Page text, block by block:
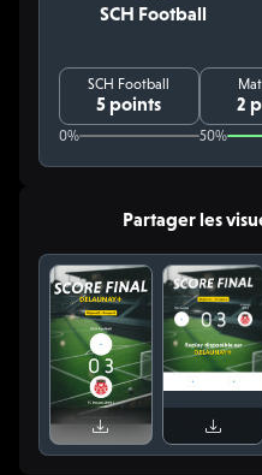
SCH Football
SCH Football
5 points
0%
2
50%
Partager les